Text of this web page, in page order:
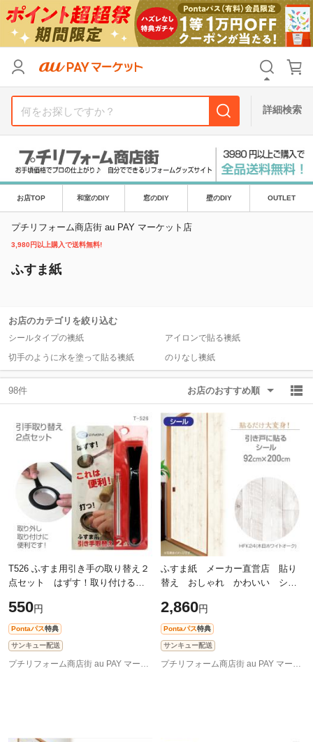
詳細検索
お店TOP 和室のDIY 窓のDIY 壁のDIY OUTLET
プチリフォーム商店街 au PAY マーケット店
3,980円以上購入で送料無料!
ふすま紙
お店のカテゴリを絞り込む
シールタイプの襖紙
アイロンで貼る襖紙
切手のように水を塗って貼る襖紙
のりなし襖紙
98件 お店のおすすめ順
T526 ふすま用引き手の取り替え２
点セット はずす！取り付ける！
の必需品 ネコポス発送対応可
550円
Pontaパス特典
サンキュー配送
プチリフォーム商店街 au PAY マーケット店
ふすま紙 メーカー直営店 貼り
替え おしゃれ かわいい シー
ル シールタイプのふすま紙
92cm×2m（
2,860円
Pontaパス特典
サンキュー配送
プチリフォーム商店街 au PAY マーケット店
支払い方法
その他の条件
送料無料 タイムセール
Pontaパス特典対象すべて ポイントUPセレクトのみ
リセット
支払い方法
その他の条件
送料無料 タイムセール
Pontaパス特典対象すべて ポイントUPセレクトのみ